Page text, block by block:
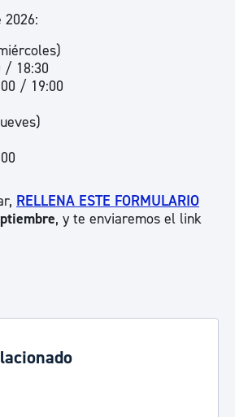
2026:
/ 18:30
/ 19:00
RELLENA ESTE FORMULARIO
, y te enviaremos el link